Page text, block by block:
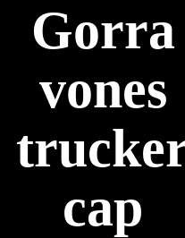
Gorra
vones
cap